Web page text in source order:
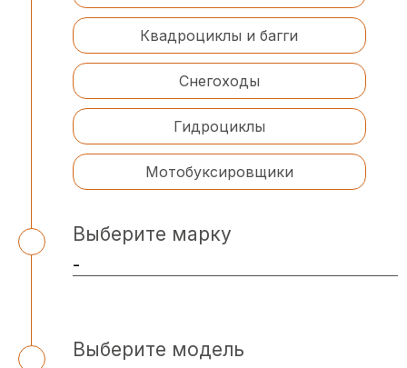
Квадроциклы и багги
Снегоходы
Гидроциклы
Мотобуксировщики
Выберите марку
Выберите модель